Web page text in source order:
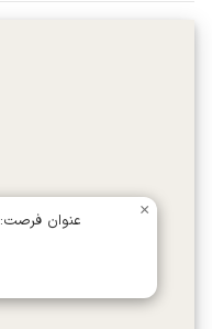
عنوان فرصت:
×